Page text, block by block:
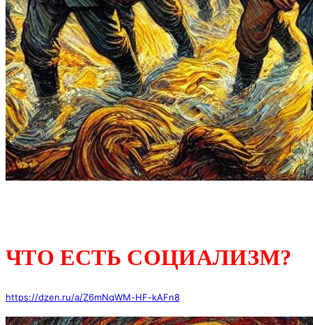
ЧТО ЕСТЬ СОЦИАЛИЗМ?
https://dzen.ru/a/Z6mNqWM-HF-kAFn8